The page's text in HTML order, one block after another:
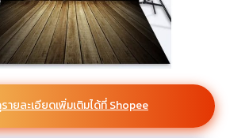
ายละเอียดเพิ่มเติมได้ที่ Shopee